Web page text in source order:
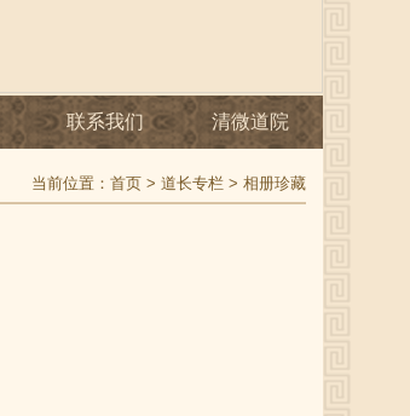
联系我们 清微道院
当前位置： 首页 > 道长专栏 > 相册珍藏